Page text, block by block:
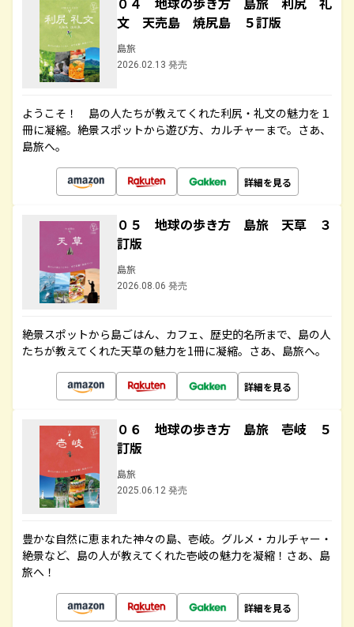
文 天売島 焼尻島 ５訂版
島旅
2026.02.13 発売
ようこそ！ 島の人たちが教えてくれた利尻・礼文の魅力を１
冊に凝縮。絶景スポットから遊び方、カルチャーまで。さあ、
島旅へ。
詳細を見る
０５ 地球の歩き方 島旅 天草 ３
訂版
島旅
2026.08.06 発売
絶景スポットから島ごはん、カフェ、歴史的名所まで、島の人
たちが教えてくれた天草の魅力を1冊に凝縮。さあ、島旅へ。
詳細を見る
０６ 地球の歩き方 島旅 壱岐 ５
訂版
島旅
2025.06.12 発売
豊かな自然に恵まれた神々の島、壱岐。グルメ・カルチャー・
絶景など、島の人が教えてくれた壱岐の魅力を凝縮！さあ、島
旅へ！
詳細を見る